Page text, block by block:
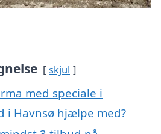
skjul
med speciale i
i Havnsø hjælpe med?